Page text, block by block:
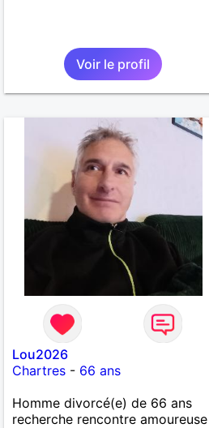
Voir le profil
Lou2026
Chartres- 66 ans
Homme divorcé(e) de 66 ans
recherche rencontre amoureuse